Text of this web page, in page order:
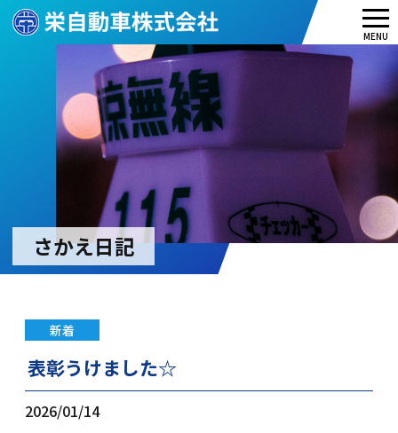
さかえ日記
新着
表彰うけました☆
2026/01/14
メ
ー
MENU